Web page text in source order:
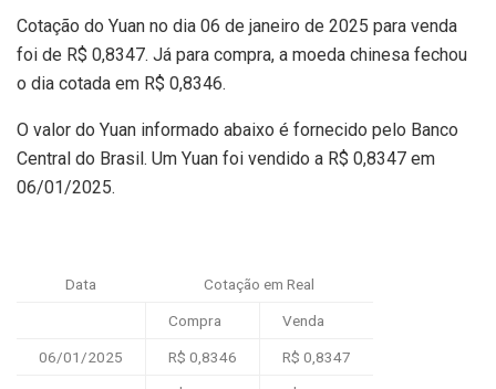
Cotação do Yuan no dia 06 de janeiro de 2025 para venda
foi de R$ 0,8347. Já para compra, a moeda chinesa fechou
o dia cotada em R$ 0,8346.
O valor do Yuan informado abaixo é fornecido pelo Banco
Central do Brasil. Um Yuan foi vendido a R$ 0,8347 em
06/01/2025.
Data Cotação em Real
Compra Venda
06/01/2025 R$ 0,8346 R$ 0,8347